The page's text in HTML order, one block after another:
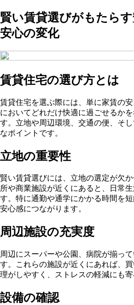
賢い賃貸選びがもたら
安心の変化
賃貸住宅の選び方とは
賃貸住宅を選ぶ際には、単に家賃の
においてどれだけ快適に過ごせるか
す。立地や周辺環境、交通の便、そ
なポイントです。
立地の重要性
賢い賃貸選びには、立地の選定が欠
所や商業施設が近くにあると、日常
す。特に通勤や通学にかかる時間を
安心感につながります。
周辺施設の充実度
周辺にスーパーや公園、病院が揃っ
す。これらの施設が近くにあれば、
理がしやすく、ストレスの軽減にも寄
設備の確認